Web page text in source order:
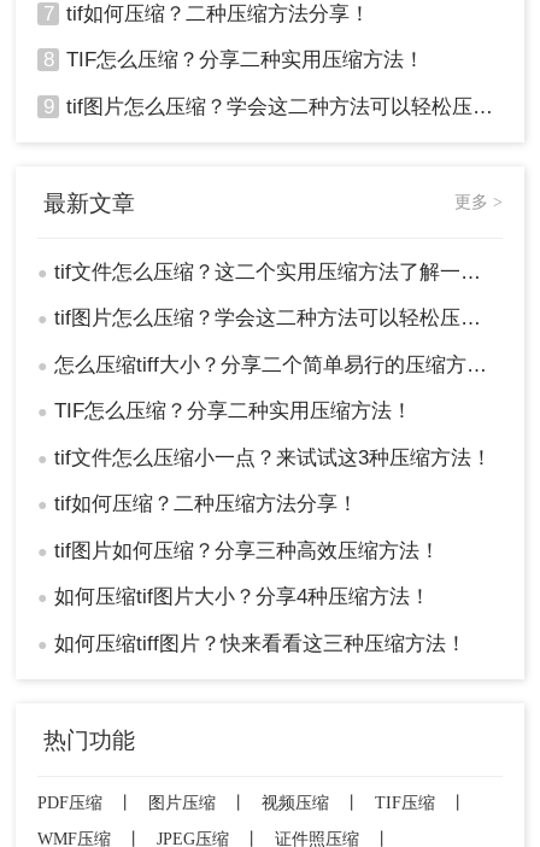
5、压缩完成点击下载即可。
没有损坏原始内容。
总结
以上就是tif文件怎么压缩的方法介绍了，无论是采
用专业的图像处理软件还是便捷的在线服务，你都
景和特点，根据自己的具体需求选择最合适的方式
即可。记住，无论采取哪种方法，都应当事先备份
的质量。
7 tif如何压缩？二种压缩方法分享！
8 TIF怎么压缩？分享二种实用压缩方法！
9 tif图片怎么压缩？学会这二种方法可以轻松压缩大小!！
最新文章 更多 >
● tif文件怎么压缩？这二个实用压缩方法了解一下！
● tif图片怎么压缩？学会这二种方法可以轻松压缩大小!！
● 怎么压缩tiff大小？分享二个简单易行的压缩方法！
● TIF怎么压缩？分享二种实用压缩方法！
● tif文件怎么压缩小一点？来试试这3种压缩方法！
● tif如何压缩？二种压缩方法分享！
● tif图片如何压缩？分享三种高效压缩方法！
● 如何压缩tif图片大小？分享4种压缩方法！
● 如何压缩tiff图片？快来看看这三种压缩方法！
热门功能
PDF压缩 丨 图片压缩 丨 视频压缩 丨 TIF压缩
丨
WMF压缩
JPEG压缩 证件照压缩